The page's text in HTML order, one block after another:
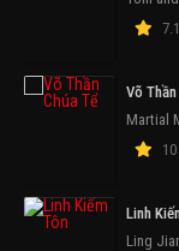
7.1
Võ
Martial
10
Linh
Ling